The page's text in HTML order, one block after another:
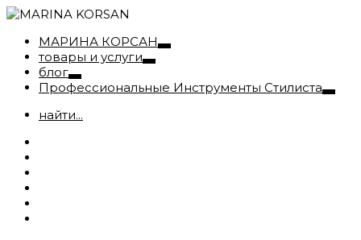
МАРИНА КОРСАН
товары и услуги
блог
Профессиональные Инструменты Стилиста
найти...